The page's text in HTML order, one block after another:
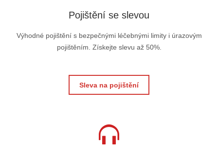
Pojištění se slevou
Výhodné pojištění s bezpečnými léčebnými limity i úrazovým
pojištěním. Získejte slevu až 50%.
Sleva na pojištění